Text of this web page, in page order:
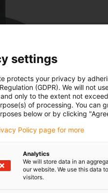
settings
protects your privacy by
(GDPR). We will not
only to the extent not
of processing. You can
below or by clicking
Policy page for more
Analytics
We will store data in an
our website. We use this data
visitors.